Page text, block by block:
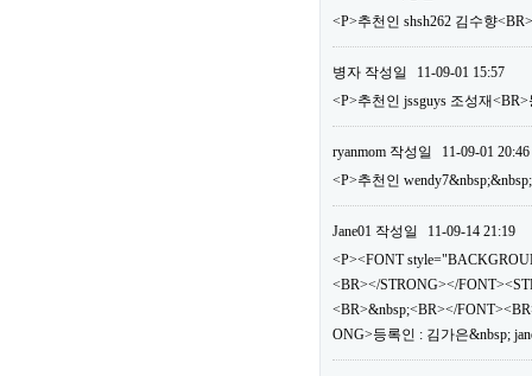
<P>추천인 shsh262 김수향
병자 작성일
11-09-01 15:57
<P>추천인 jssguys 조성재
ryanmom 작성일
11-09-01 20:46
<P>추천인
Jane01 작성일
11-09-14 21:19
<P><FONT
<BR></STRONG></
<BR>&nbsp;<BR></
ONG>등록인 : 김가은&nbsp;